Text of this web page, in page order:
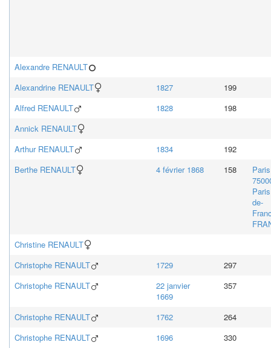
Alexandre RENAULT
Alexandrine RENAULT 1827
199
Alfred RENAULT 1828
198
Annick RENAULT
ArthurRENAULT 1834
192
Berthe RENAULT 4 février 1868 158
de-
Christine RENAULT
Christophe RENAULT 1729
297
Christophe RENAULT
22 janvier
1669
357
Christophe RENAULT 1762
264
Christophe RENAULT 1696 330